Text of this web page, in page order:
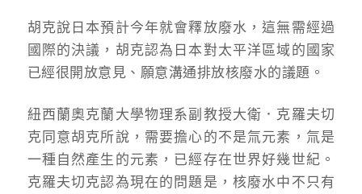
胡克說日本預計今年就會釋放廢水，這無需經過
國際的決議，胡克認為日本對太平洋區域的國家
已經很開放意見、願意溝通排放核廢水的議題。
紐西蘭奧克蘭大學物理系副教授大衛．克羅夫切
克同意胡克所說，需要擔心的不是氚元素，氚是
一種自然產生的元素，已經存在世界好幾世紀。
克羅夫切克認為現在的問題是，核廢水中不只有